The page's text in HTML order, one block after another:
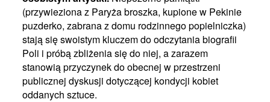
(przywieziona z Paryża broszka, kupione w Pekinie
puzderko, zabrana z domu rodzinnego popielniczka)
stają się swoistym kluczem do odczytania biografii
Poli i próbą zbliżenia się do niej, a zarazem
stanowią przyczynek do obecnej w przestrzeni
publicznej dyskusji dotyczącej kondycji kobiet
oddanych sztuce.